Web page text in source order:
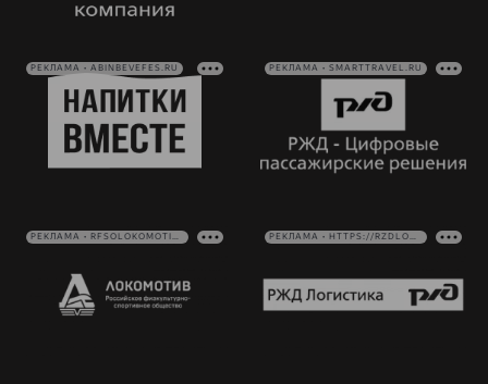
РЕКЛАМА • ABINBEVEFES.RU РЕКЛАМА • SMARTTRAVEL.RU
РЕКЛАМА • RFSOLOKOMOTIV.RU РЕКЛАМА • HTTPS://RZDLOG.RU/